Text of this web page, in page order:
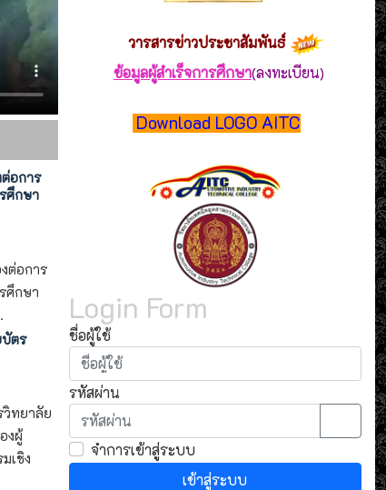
อการ
ศึกษา
ต่อการ
ศึกษา
ตร
ทยาลัย
งผู้
เชิง
วารสารข่าวประชาสัมพันธ์
ข้อมูลผู้สำเร็จการศึกษา(ลงทะเบียน)
Download LOGO AITC
Login Form
ชื่อผู้ใช้
รหัสผ่าน
แสดงร
จำการเข้าสู่ระบบ
เข้าสู่ระบบ